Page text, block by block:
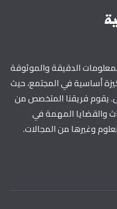
الدقيقة والموثوقة
أساسية في المجتمع، حيث
يقوم فريقنا المتخصص من
والقضايا المهمة في
وغيرها من المجالات.